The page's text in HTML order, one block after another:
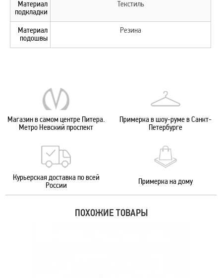
Материал
подкладки
Текстиль
Материал
подошвы
Резина
Магазин в самом центре Питера.
Метро Невский проспект
Примерка в шоу-руме в Санкт-
Петербурге
Курьерская доставка по всей
России
Примерка на дому
ПОХОЖИЕ ТОВАРЫ